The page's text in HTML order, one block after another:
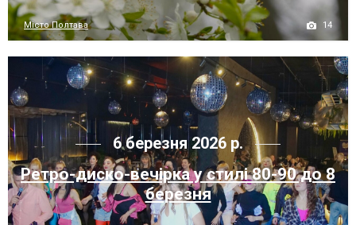
Місто Полтава 14
6 березня 2026 р.
Ретро-диско-вечірка у стилі 80-90 до 8
березня